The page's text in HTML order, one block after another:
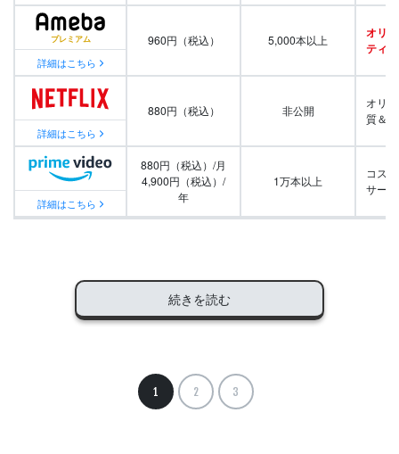
詳細はこちら
960円（税込） 5,000本以上
オリ
ティ
詳細はこちら
880円（税込） 非公開
オリ
質＆
詳細はこちら
880円（税込）/月
4,900円（税込）/
年
1万本以上
コス
サー
続きを読む
1 2 3